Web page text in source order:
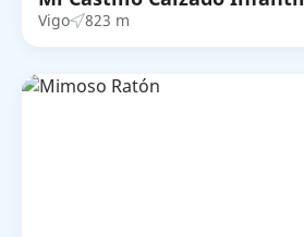
Vigo 823 m